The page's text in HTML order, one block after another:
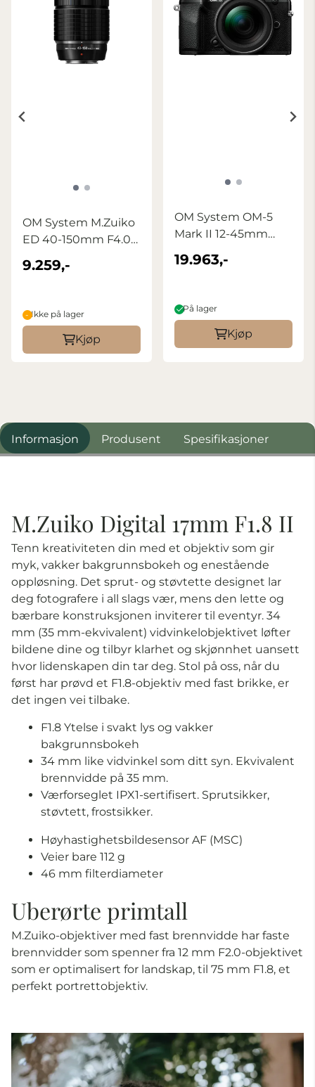
OM System M.Zuiko
ED 40-150mm F4.0
PRO
9.259,-
Ikke på lager
Kjøp
OM System OM-5
Mark II 12-45mm
f/4.0 PRO Kit Sort
19.963,-
På lager
Kjøp
Informasjon Produsent Spesifikasjoner
M.Zuiko Digital 17mm F1.8 II
Tenn kreativiteten din med et objektiv som gir
myk, vakker bakgrunnsbokeh og enestående
oppløsning. Det sprut- og støvtette designet lar
deg fotografere i all slags vær, mens den lette og
bærbare konstruksjonen inviterer til eventyr. 34
mm (35 mm-ekvivalent) vidvinkelobjektivet løfter
bildene dine og tilbyr klarhet og skjønnhet uansett
hvor lidenskapen din tar deg. Stol på oss, når du
først har prøvd et F1.8-objektiv med fast brikke, er
det ingen vei tilbake.
F1.8 Ytelse i svakt lys og vakker
bakgrunnsbokeh
34 mm like vidvinkel som ditt syn. Ekvivalent
brennvidde på 35 mm.
Værforseglet IPX1-sertifisert. Sprutsikker,
støvtett, frostsikker.
Høyhastighetsbildesensor AF (MSC)
Veier bare 112 g
46 mm filterdiameter
Uberørte primtall
M.Zuiko-objektiver med fast brennvidde har faste
brennvidder som spenner fra 12 mm F2.0-objektivet
som er optimalisert for landskap, til 75 mm F1.8, et
perfekt portrettobjektiv.